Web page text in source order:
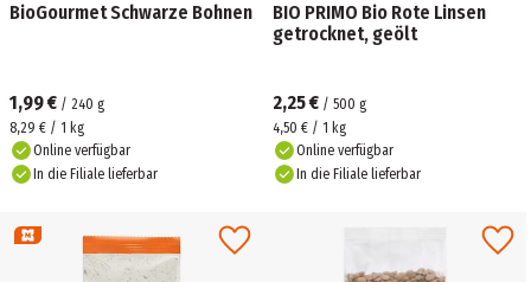
BioGourmet Schwarze Bohnen
1,99 € / 240 g
8,29 € / 1 kg
Online verfügbar
In die Filiale lieferbar
BIO PRIMO Bio Rote Linsen
getrocknet, geölt
2,25 € / 500 g
4,50 € / 1 kg
Online verfügbar
In die Filiale lieferbar